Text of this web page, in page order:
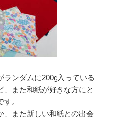
ランダムに200g入っている
、また和紙が好きな方にと
。
、また新しい和紙との出会